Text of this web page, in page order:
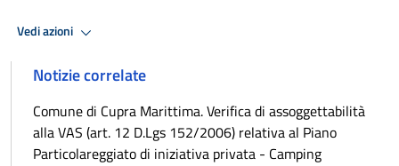
Vedi azioni
Notizie correlate
Comune di Cupra Marittima. Verifica di assoggettabilità
alla VAS (art. 12 D.Lgs 152/2006) relativa al Piano
Particolareggiato di iniziativa privata - Camping